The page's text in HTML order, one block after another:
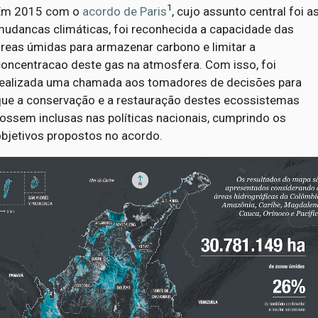
2015 com o acordo de Paris1 , cujo assunto central foi
climáticas, foi reconhecida a capacidade das
úmidas para armazenar carbono e limitar a
deste gas na atmosfera. Com isso, foi
uma chamada aos tomadores de decisões para
a conservação e a restauração destes ecossistemas
inclusas nas políticas nacionais, cumprindo os
propostos no acordo.